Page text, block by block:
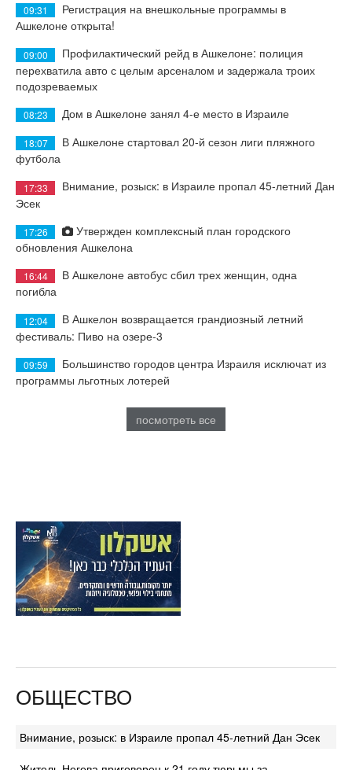
09:31
Регистрация на внешкольные программы в
Ашкелоне открыта!
09:00
Профилактический рейд в Ашкелоне: полиция
перехватила авто с целым арсеналом и задержала троих
подозреваемых
08:23 Дом в Ашкелоне занял 4-е место в Израиле
18:07
В Ашкелоне стартовал 20-й сезон лиги пляжного
футбола
17:33
Внимание, розыск: в Израиле пропал 45-летний Дан
Эсек
17:26
Утвержден комплексный план городского
обновления Ашкелона
16:44
В Ашкелоне автобус сбил трех женщин, одна
погибла
12:04
В Ашкелон возвращается грандиозный летний
фестиваль: Пиво на озере-3
09:59
Большинство городов центра Израиля исключат из
программы льготных лотерей
посмотреть все
ОБЩЕСТВО
Внимание, розыск: в Израиле пропал 45-летний Дан Эсек